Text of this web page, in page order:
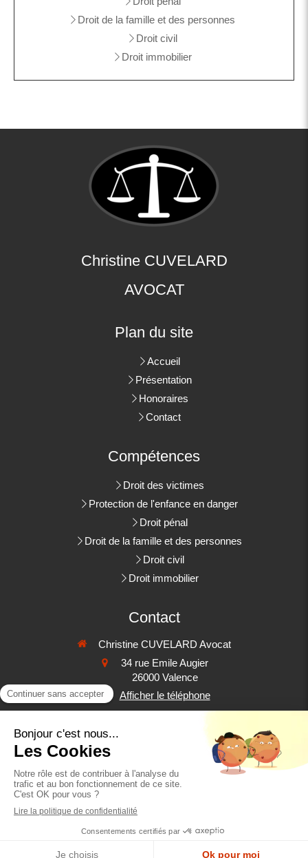
Droit de la famille et des personnes
Droit civil
Droit immobilier
Christine CUVELARD
AVOCAT
Plan du site
Accueil
Présentation
Honoraires
Contact
Compétences
Droit des victimes
Protection de l'enfance en danger
Droit pénal
Droit de la famille et des personnes
Droit civil
Droit immobilier
Contact
Christine CUVELARD Avocat
34 rue Emile Augier
26000 Valence
Afficher le téléphone
Contacter Maître CUVELARD
©2022 Christine CUVELARD - Avocat à Valence
Plan du site
Mentions légales
Création et référencement du site par Simplébo